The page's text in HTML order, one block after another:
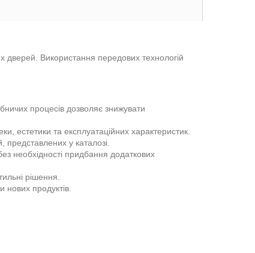
дверей. Використання передових технологій
процесів дозволяє знижувати
естетики та експлуатаційних характеристик.
у каталозі.
необхідності придбання додаткових
рішення.
продуктів.